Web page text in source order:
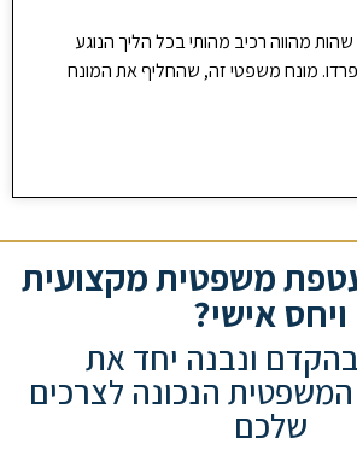
מהווה רכיב מהותי בכל הליך הנוגע
מונח משפטי זה, שהחליף את המונח
משפטית מקצועית
ויחס אישי?
בהקדם ונבנה יחד את
הנכונה לצרכים
שלכם